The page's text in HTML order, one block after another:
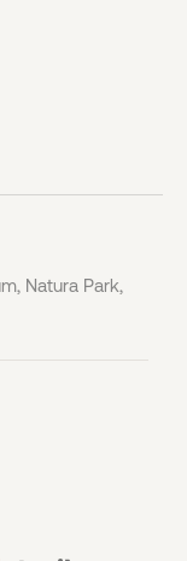
Natura Park,